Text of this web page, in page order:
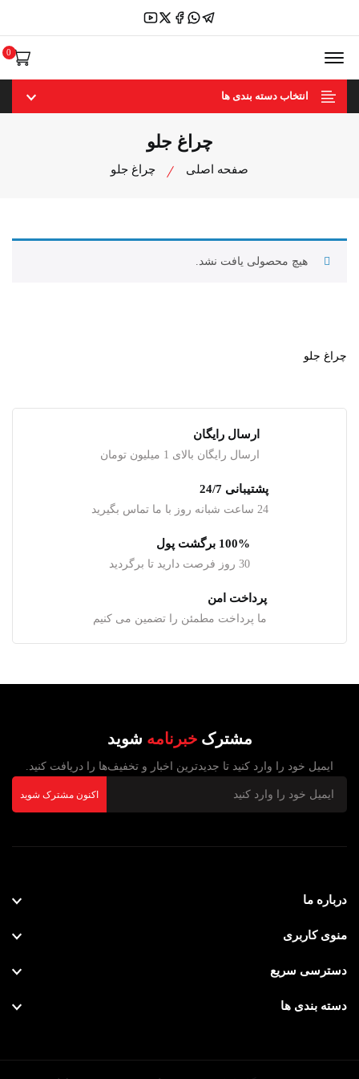
0
انتخاب دسته بندی ها
چراغ جلو
صفحه اصلی چراغ جلو
هیچ محصولی یافت نشد.
چراغ جلو
ارسال رایگان
ارسال رایگان بالای 1 میلیون تومان
پشتیبانی 24/7
24 ساعت شبانه روز با ما تماس بگیرید
100% برگشت پول
30 روز فرصت دارید تا برگردید
پرداخت امن
ما پرداخت مطمئن را تضمین می کنیم
مشترکخبرنامه شوید
ایمیل خود را وارد کنید تا جدیدترین اخبار و تخفیف‌ها را دریافت کنید.
اکنون مشترک شوید
درباره ما
منوی کاربری
دسترسی سریع
دسته بندی ها